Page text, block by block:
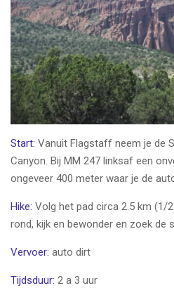
Start: Vanuit Flagstaff neem je de
Canyon. Bij MM 247 linksaf een
ongeveer 400 meter waar je de
Hike: Volg het pad circa 2.5 km (1/
rond, kijk en bewonder en zoek de
Vervoer: auto dirt
Tijdsduur: 2 a 3 uur